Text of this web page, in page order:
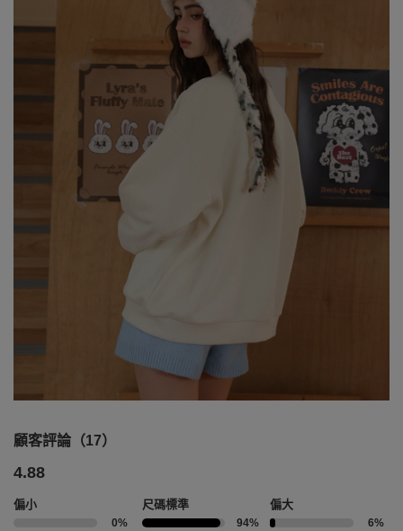
顧客評論（17）
4.88
偏小
0%
尺碼標準
94%
偏大
6%